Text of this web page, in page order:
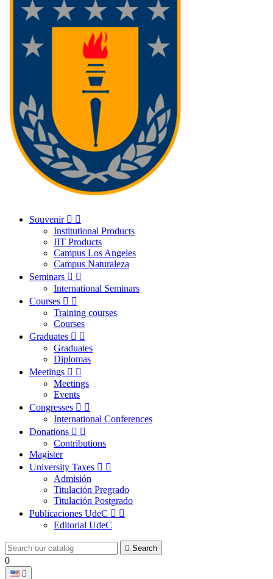
Souvenir  
Institutional Products
IIT Products
Campus Los Angeles
Campus Naturaleza
Seminars  
International Seminars
Courses  
Training courses
Courses
Graduates  
Graduates
Diplomas
Meetings  
Meetings
Events
Congresses  
International Conferences
Donations  
Contributions
Magister
University Taxes  
Admisión
Titulación Pregrado
Titulación Postgrado
Publicaciones UdeC  
Editorial UdeC
 Search
0
